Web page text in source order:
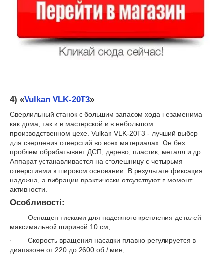
4) «Vulkan VLK-20T3»
Сверлильный станок с большим запасом хода незаменима
как дома, так и в мастерской и в небольшом
производственном цехе. Vulkan VLK-20T3 - лучший выбор
для сверления отверстий во всех материалах. Он без
проблем обрабатывает ДСП, дерево, пластик, металл и др.
Аппарат устанавливается на столешницу с четырьмя
отверстиями в широком основании. В результате фиксация
надежна, а вибрации практически отсутствуют в момент
активности.
Особливості:
· Оснащен тисками для надежного крепления деталей
максимальной шириной 10 см;
· Скорость вращения насадки плавно регулируется в
диапазоне от 220 до 2600 об / мин;